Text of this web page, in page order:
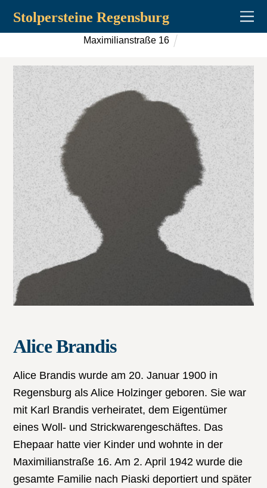
Stolpersteine Regensburg
Maximilianstraße 16
Alice Brandis
Alice Brandis wurde am 20. Januar 1900 in
Regensburg als Alice Holzinger geboren. Sie war
mit Karl Brandis verheiratet, dem Eigentümer
eines Woll- und Strickwarengeschäftes. Das
Ehepaar hatte vier Kinder und wohnte in der
Maximilianstraße 16. Am 2. April 1942 wurde die
gesamte Familie nach Piaski deportiert und später